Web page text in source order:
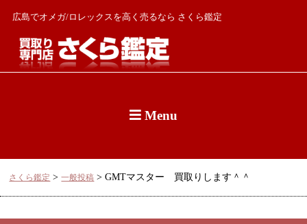
広島でオメガ/ロレックスを高く売るなら さくら鑑定
Menu
さくら鑑定 >一般投稿 >GMTマスター 買取りします＾＾